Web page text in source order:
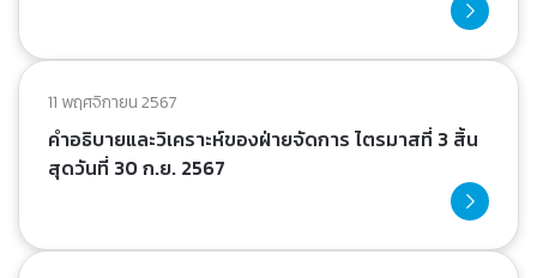
11 พฤศจิกายน 2567
คำอธิบายและวิเคราะห์ของฝ่ายจัดการ ไตรมาสที่ 3 สิ้น
สุดวันที่ 30 ก.ย. 2567